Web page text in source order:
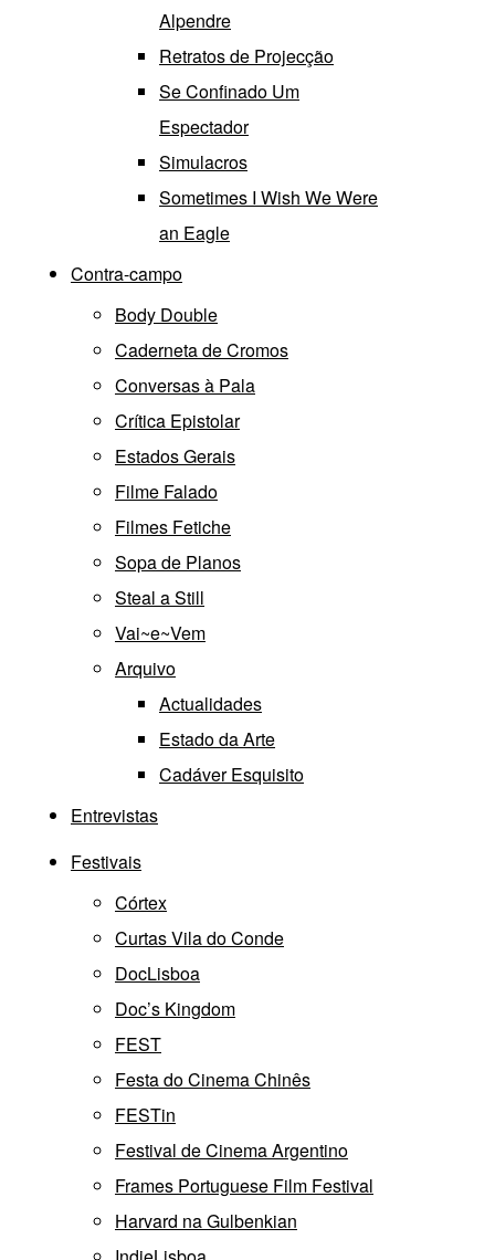
Alpendre
Retratos de Projecção
Se Confinado Um
Espectador
Simulacros
Sometimes I Wish We Were
an Eagle
Contra-campo
Body Double
Caderneta de Cromos
Conversas à Pala
Crítica Epistolar
Estados Gerais
Filme Falado
Filmes Fetiche
Sopa de Planos
Steal a Still
Vai~e~Vem
Arquivo
Actualidades
Estado da Arte
Cadáver Esquisito
Entrevistas
Festivais
Córtex
Curtas Vila do Conde
DocLisboa
Doc’s Kingdom
FEST
Festa do Cinema Chinês
FESTin
Festival de Cinema Argentino
Frames Portuguese Film Festival
Harvard na Gulbenkian